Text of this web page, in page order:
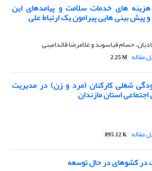
های خدمات سلامت و پیامدهای این
پیش بینی هایی پیرامون یک ارتباط علی
حسام قیاسوند و غلامرضا قائدامینی
مقاله 2.25 M
شغلی کارکنان (مرد و زن) در مدیریت
استان مازندان
مقاله 895.12 K
در کشوهای در حال توسعه